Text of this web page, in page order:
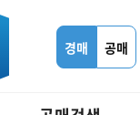
경매 공매